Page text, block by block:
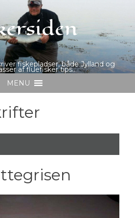
fiskepladser, både Jylland og
af fluefisker tips..
MENU